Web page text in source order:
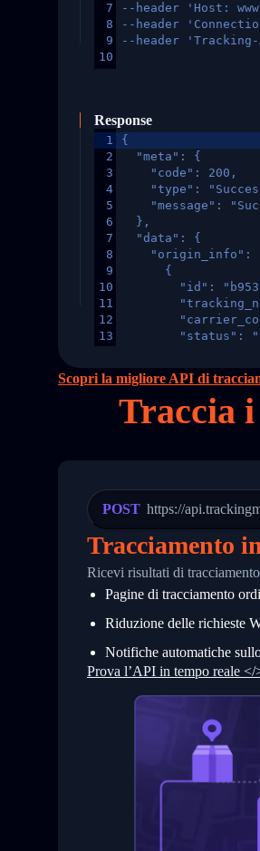
7
8
9
10
--header 'Host:
--header
--header
Response
1
2
3
4
5
6
7
8
9
10
11
12
13
16
24
25
26
27
28
29
31
32
34
{
  "meta": {
    "code": 200,
"type":
"message":
  },
  "data": {
    "origin_info": [
      {
"id":
"status":
"weblink":
"phone":
          },
          {
          }
      }
    ]
}
Scopri la migliore API di
Traccia
POST https://
Tracciamento
Ricevi risultati di
Pagine di tracciamento
Riduzione delle richieste
Notifiche automatiche
Prova l’API in tempo reale </